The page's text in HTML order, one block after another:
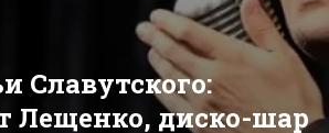
Славутского:
Лещенко, диско-шар